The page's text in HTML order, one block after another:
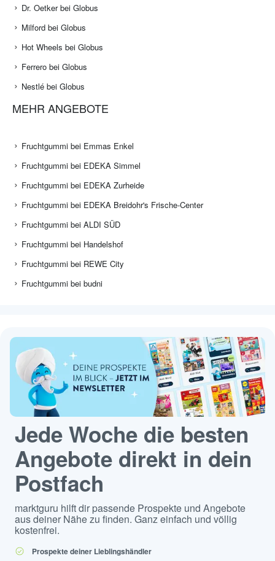
Dr. Oetker bei Globus
Milford bei Globus
Hot Wheels bei Globus
Ferrero bei Globus
Nestlé bei Globus
MEHR ANGEBOTE
Fruchtgummi bei Emmas Enkel
Fruchtgummi bei EDEKA Simmel
Fruchtgummi bei EDEKA Zurheide
Fruchtgummi bei EDEKA Breidohr's Frische-Center
Fruchtgummi bei ALDI SÜD
Fruchtgummi bei Handelshof
Fruchtgummi bei REWE City
Fruchtgummi bei budni
Jede Woche die besten
Angebote direkt in dein
Postfach
marktguru hilft dir passende Prospekte und Angebote
aus deiner Nähe zu finden. Ganz einfach und völlig
kostenfrei.
Prospekte deiner Lieblingshändler